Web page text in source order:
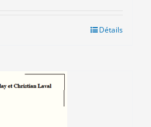
Détails